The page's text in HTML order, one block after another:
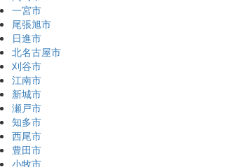
一宮市
尾張旭市
日進市
北名古屋市
刈谷市
江南市
新城市
瀬戸市
知多市
西尾市
豊田市
小牧市